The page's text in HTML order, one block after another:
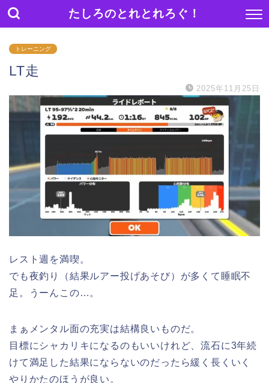
たしろのとれとれろぐ！
トレーニング
LT走
2025年11月25日
レスト週を満喫。
でも夜釣り（結果ルアー投げあそび）が多くて睡眠不
足。うーんこの…。
まぁメンタル面の充実は結構良いものだ。
目標にシャカリキになるのもいいけれど、流石に3年続
けて満足した結果にならないのだったら緩く長くいく
やりかたのほうが良い。